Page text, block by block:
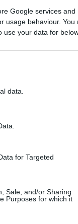
Google services
usage behaviour.
your data for
data.
for Targeted
Sale, and/or Sharing
Purposes for which it